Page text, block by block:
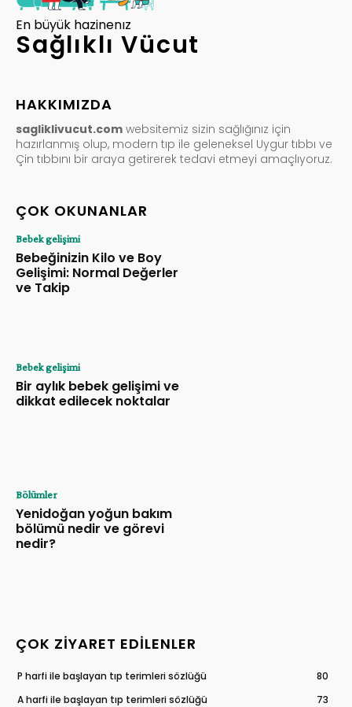
En büyük hazinenız
Sağlıklı Vücut
HAKKIMIZDA
sagliklivucut.com websitemiz sizin sağlığınız için
hazırlanmış olup, modern tıp ile geleneksel Uygur tıbbı ve
Çin tıbbını bir araya getirerek tedavi etmeyi amaçlıyoruz.
ÇOK OKUNANLAR
Bebek gelişimi
Bebeğinizin Kilo ve Boy
Gelişimi: Normal Değerler
ve Takip
Bebek gelişimi
Bir aylık bebek gelişimi ve
dikkat edilecek noktalar
Bölümler
Yenidoğan yoğun bakım
bölümü nedir ve görevi
nedir?
ÇOK ZIYARET EDILENLER
P harfi ile başlayan tıp terimleri sözlüğü
80
A harfi ile başlayan tıp terimleri sözlüğü
73